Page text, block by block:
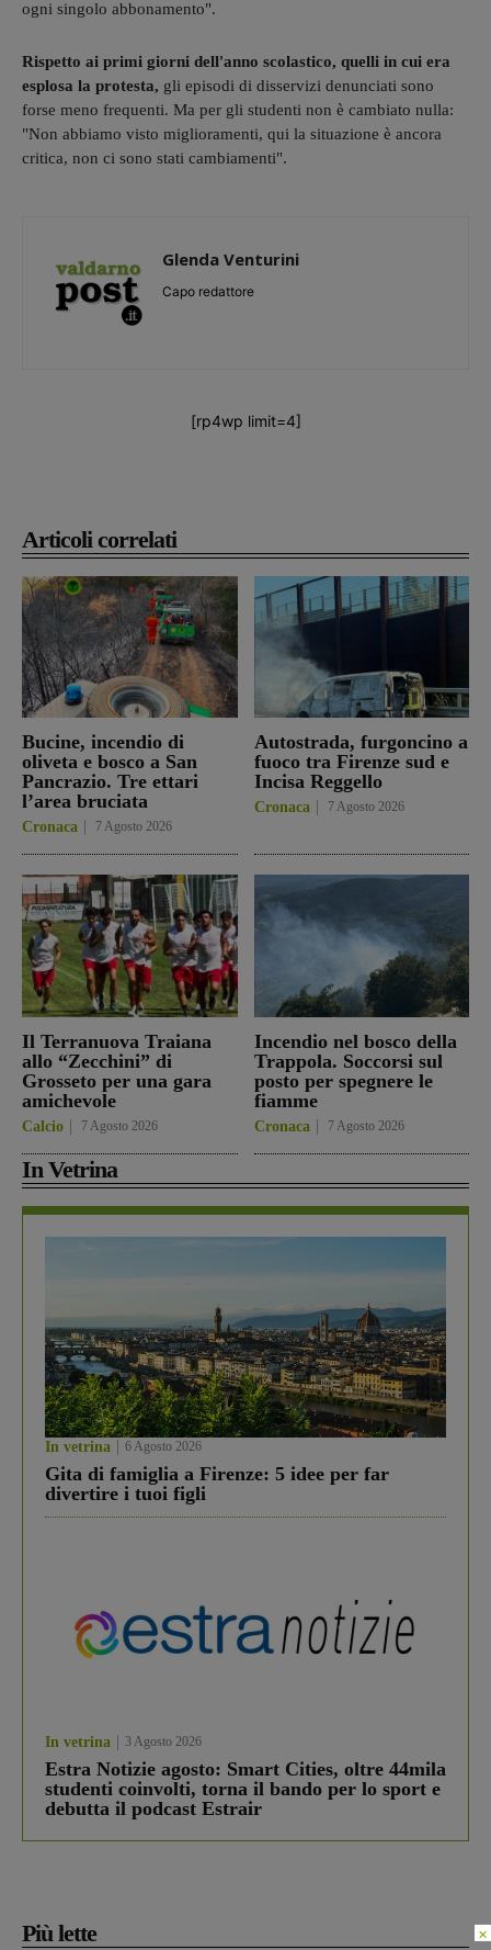
Articoli correlati
Bucine, incendio di
oliveta e bosco a San
Pancrazio. Tre ettari
l’area bruciata
Cronaca 7 Agosto 2026
Autostrada, furgoncino a
fuoco tra Firenze sud e
Incisa Reggello
Cronaca 7 Agosto 2026
Il Terranuova Traiana
allo “Zecchini” di
Grosseto per una gara
amichevole
Calcio 7 Agosto 2026
Incendio nel bosco della
Trappola. Soccorsi sul
posto per spegnere le
fiamme
Cronaca 7 Agosto 2026
In Vetrina
In vetrina 6 Agosto 2026
Gita di famiglia a Firenze: 5 idee per far
divertire i tuoi figli
In vetrina 3 Agosto 2026
Estra Notizie agosto: Smart Cities, oltre 44mila
studenti coinvolti, torna il bando per lo sport e
debutta il podcast Estrair
Più lette
ogni singolo abbonamento".
Rispetto ai primi giorni dell'anno scolastico, quelli in cui era
esplosa la protesta, gli episodi di disservizi denunciati sono
forse meno frequenti. Ma per gli studenti non è cambiato nulla:
"Non abbiamo visto miglioramenti, qui la situazione è ancora
critica, non ci sono stati cambiamenti".
Glenda Venturini
Capo redattore
[rp4wp limit=4]
×